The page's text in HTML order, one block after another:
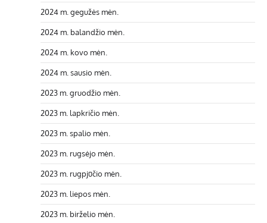
2024 m. gegužės mėn.
2024 m. balandžio mėn.
2024 m. kovo mėn.
2024 m. sausio mėn.
2023 m. gruodžio mėn.
2023 m. lapkričio mėn.
2023 m. spalio mėn.
2023 m. rugsėjo mėn.
2023 m. rugpjūčio mėn.
2023 m. liepos mėn.
2023 m. birželio mėn.